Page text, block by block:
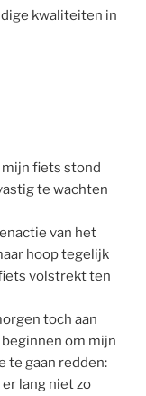
kwaliteiten in
fiets stond
te wachten
van het
hoop tegelijk
volstrekt ten
toch aan
om mijn
te gaan redden:
lang niet zo